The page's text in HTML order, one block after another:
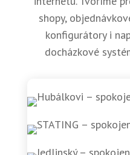
shopy,
konfigurátory i
docházkové